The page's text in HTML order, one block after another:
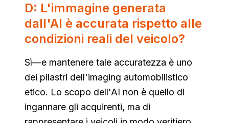
D: L'immagine generata
dall'AI è accurata rispetto alle
condizioni reali del veicolo?
Sì—e mantenere tale accuratezza è uno
dei pilastri dell'imaging automobilistico
etico. Lo scopo dell'AI non è quello di
ingannare gli acquirenti, ma di